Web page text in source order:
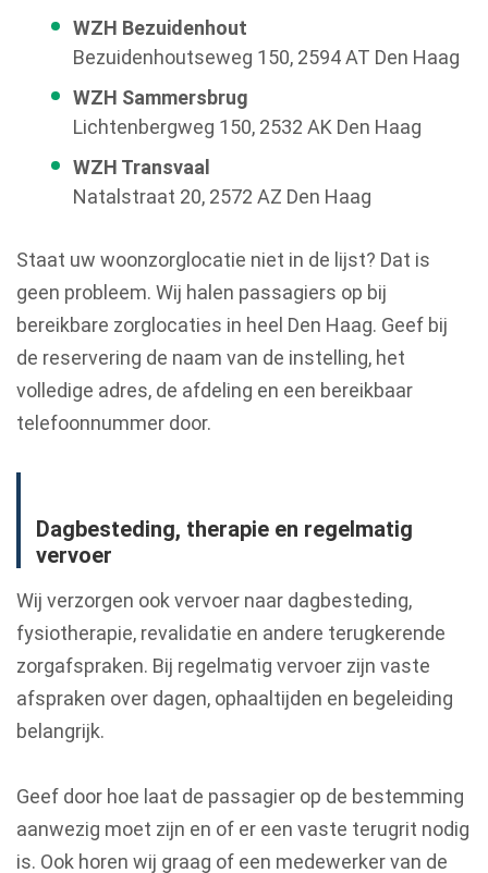
WZH Bezuidenhout
Bezuidenhoutseweg 150, 2594 AT Den Haag
WZH Sammersbrug
Lichtenbergweg 150, 2532 AK Den Haag
WZH Transvaal
Natalstraat 20, 2572 AZ Den Haag
Staat uw woonzorglocatie niet in de lijst? Dat is
geen probleem. Wij halen passagiers op bij
bereikbare zorglocaties in heel Den Haag. Geef bij
de reservering de naam van de instelling, het
volledige adres, de afdeling en een bereikbaar
telefoonnummer door.
Dagbesteding, therapie en regelmatig
vervoer
Wij verzorgen ook vervoer naar dagbesteding,
fysiotherapie, revalidatie en andere terugkerende
zorgafspraken. Bij regelmatig vervoer zijn vaste
afspraken over dagen, ophaaltijden en begeleiding
belangrijk.
Geef door hoe laat de passagier op de bestemming
aanwezig moet zijn en of er een vaste terugrit nodig
is. Ook horen wij graag of een medewerker van de